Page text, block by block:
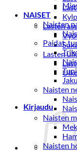
Lasten
Lasten
Kirjaudu
NAISET
Naisten
Paidat,
Naisten
Naisten
Naisten